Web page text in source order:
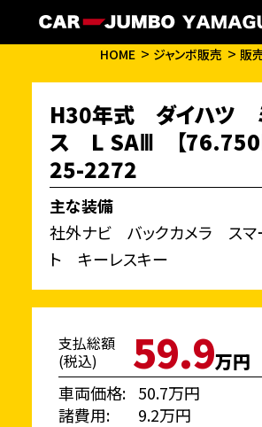
HOME ジャンボ販売 販
H30年式 ダイハツ
ス L SAⅢ 【
25-2272
主な装備
社外ナビ バックカメラ スマ
ト キーレスキー
支払総額
(税込)
59.9万円
車両価格
50.7万円
諸費用
9.2万円